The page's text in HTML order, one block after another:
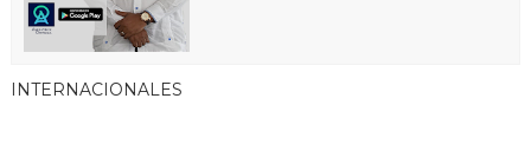
INTERNACIONALES